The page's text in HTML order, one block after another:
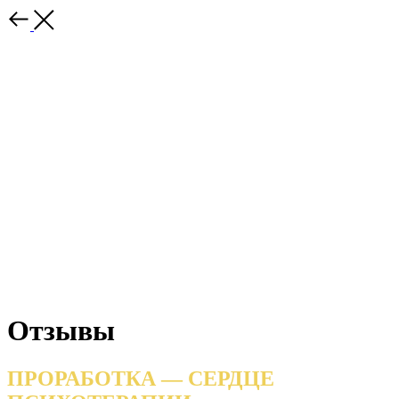
Отзывы
ПРОРАБОТКА — СЕРДЦЕ